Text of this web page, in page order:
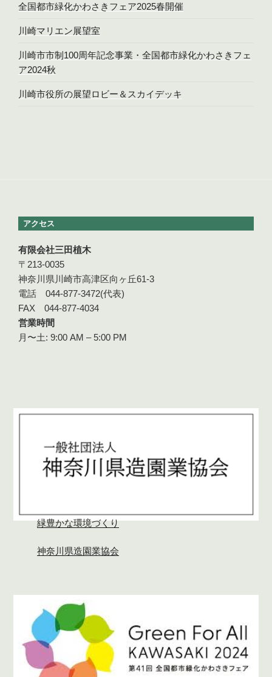
全国都市緑化かわさきフェア2025春開催
川崎マリエン展望室
川崎市市制100周年記念事業・全国都市緑化かわさきフェ
ア2024秋
川崎市役所の展望ロビー＆スカイデッキ
アクセス
有限会社三田植木
〒213-0035
神奈川県川崎市高津区向ヶ丘61-3
電話 044-877-3472(代表)
FAX 044-877-4034
営業時間
月〜土: 9:00 AM – 5:00 PM
緑豊かな環境づくり
神奈川県造園業協会